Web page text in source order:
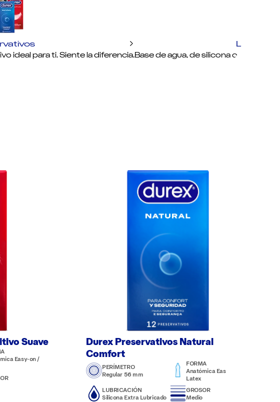
ideal para ti. Siente la diferencia.Base de agua, de silicona o 100%
Suave
Easy-on /
Durex Preservativos Natural
Comfort
PERÍMETRO
Regular 56 mm
FORMA
Anatómica Easy-on /
Latex
LUBRICACIÓN
Silicona Extra Lubricado
GROSOR
Medio